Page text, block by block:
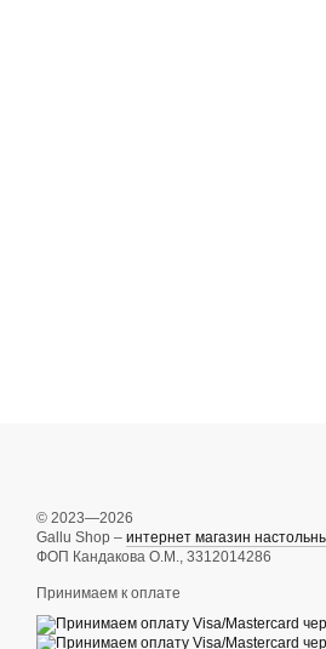
© 2023—2026
Gallu Shop – интернет магазин
ФОП Кандакова О.М., 3312014286
Принимаем к оплате